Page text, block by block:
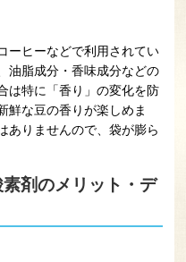
ーヒーなどで利用されてい
油脂成分・香味成分などの
は特に「香り」の変化を防
鮮な豆の香りが楽しめま
ありませんので、袋が膨ら
剤のメリット・デ